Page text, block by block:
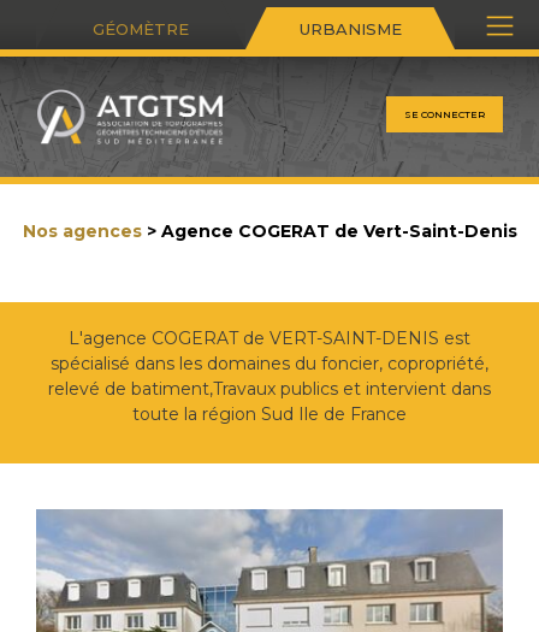
GÉOMÈTRE URBANISME
SE CONNECTER
ATGTSM - Association de topographes
Nos agences> Agence COGERAT de Vert-Saint-Denis
L'agence COGERAT de VERT-SAINT-DENIS est
spécialisé dans les domaines du foncier, copropriété,
relevé de batiment,Travaux publics et intervient dans
toute la région Sud Ile de France